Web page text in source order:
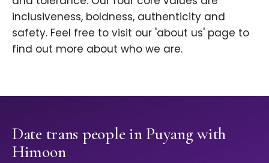
inclusiveness, boldness, authenticity and
safety. Feel free to visit our 'about us' page to
find out more about who we are.
Date trans people in Puyang with
Himoon